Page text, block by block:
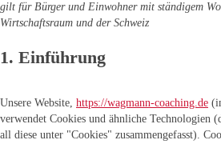
gilt für Bürger und Einwohner mit ständigem
Wirtschaftsraum und der Schweiz
1. Einführung
Unsere Website, https://wagmann-coaching.de
verwendet Cookies und ähnliche Technologien
all diese unter "Cookies" zusammengefasst).